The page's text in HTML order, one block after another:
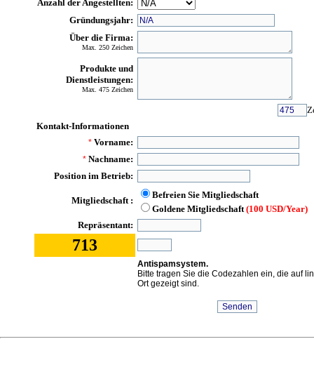
Anzahl der Angestellten:
Gründungsjahr:
Über die Firma:
Max. 250 Zeichen
Produkte und
Dienstleistungen:
Max. 475 Zeichen
Kontakt-Informationen
* Vorname:
* Nachname:
Position im Betrieb:
Mitgliedschaft :
Befreien Sie Mitgliedschaft
Goldene Mitgliedschaft(100 USD/Year)
Repräsentant:
713
Antispamsystem.
Bitte tragen Sie die Codezahlen ein, die auf
Ort gezeigt sind.